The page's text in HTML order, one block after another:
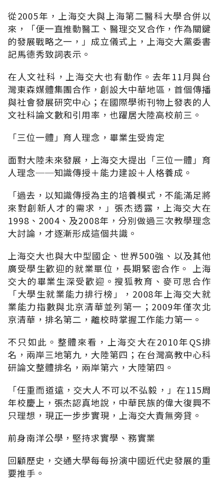
從2005年，上海交大與上海第二醫科大學合併以
來，「便一直推動醫工、醫理交叉合作，作為關鍵
的發展戰略之一，」成立儀式上，上海交大黨委書
記馬德秀致詞表示。
在人文社科，上海交大也有動作。去年11月與台
灣東森媒體集團合作，創設大中華地區，首個傳播
與社會發展研究中心；在國際學術刊物上發表的人
文社科論文數和引用率，也躍居大陸高校前三。
「三位一體」育人理念，畢業生受肯定
面對大陸未來發展，上海交大提出「三位一體」育
人理念──知識傳授＋能力建設＋人格養成。
「過去，以知識傳授為主的培養模式，不能滿足將
來對創新人才的需求，」張杰透露，上海交大在
1998、2004、及2008年，分別做過三次教學理念
大討論，才逐漸形成這個共識。
上海交大也與大中型國企、世界500強、以及其他
廣受學生歡迎的就業單位，長期緊密合作。 上海
交大的畢業生深受歡迎。搜狐教育、麥可思合作
「大學生就業能力排行榜」，2008年上海交大就
業能力指數與北京清華並列第一；2009年僅次北
京清華，排名第二，離校時掌握工作能力第一。
不只如此。整體來看，上海交大在2010年QS排
名，兩岸三地第九，大陸第四；在台灣高教中心科
研論文整體排名，兩岸第六，大陸第四。
「任重而道遠，交大人不可以不弘毅，」在115周
年校慶上，張杰認真地說，中華民族的偉大復興不
只理想，現正一步步實現，上海交大責無旁貸。
前身南洋公學，堅持求實學、務實業
回顧歷史，交通大學每每扮演中國近代史發展的重
要推手。